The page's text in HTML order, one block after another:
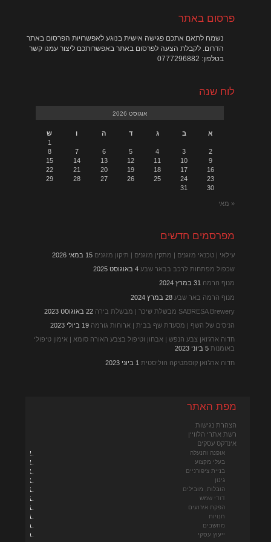
פרסום באתר
נשמח לתאם אתכם פגישה אישית בנוגע לאפשרויות הפרסום באתר
הדרום. לקבלת הצעה לפרסום באתר באפשרותכם ליצור עמנו קשר
בטלפון: 0777296882
לוח שנה
אוגוסט 2026
א ב ג ד ה ו
ש
1
2
3
4
5
6
7
8
9
10
11
12
13
14
15
16
17
18
19
20
21
22
23
24
25
26
27
28
29
30
31
« מאי
מפרסמים חדשים
עילאי | טכנאי מזגנים | מתקין מזגנים | תיקון מזגנים 15 במאי 2026
שכפול מפתחות לרכב בבאר שבע 4 באוגוסט 2025
מנוף הרמה 31 במרץ 2024
מנוף הרמה באר שבע 28 במרץ 2024
SABRESA Brewery מבשלת שיכר | מבשלת בירה
22 באוגוסט 2023
הניסים של השף | מסעדת שף בבית | ארוחות גורמה 19 ביולי 2023
חדוה ארג'ואן צבע הנפש | אבחון וטיפול בצבע האורה סומא | אימון טיפולי
באומנות 5 ביוני 2023
חדוה ארג’ואן קוסמטיקה הוליסטית 1 ביוני 2023
מפת האתר
הצהרת נגישות
רשת אתרי הלוויין
אינדקס עסקים
אופנה והנעלה
בעלי מקצוע
בניית ציפורניים
גינון
הובלות, מובילים
דודי שמש
הפקת אירועים
חנויות
מחשבים
ייעוץ עסקי